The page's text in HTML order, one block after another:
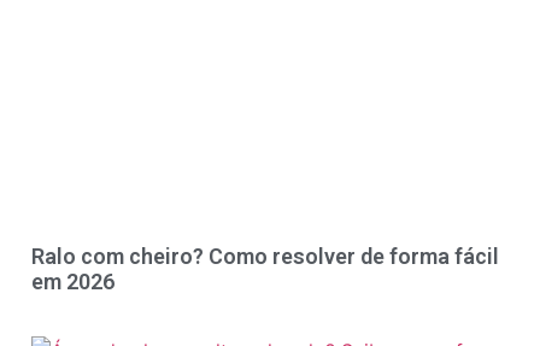
Ralo com cheiro? Como resolver de forma fácil
em 2026